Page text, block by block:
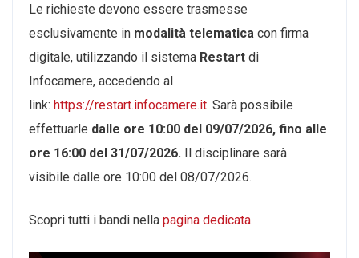
Le richieste devono essere trasmesse
esclusivamente in modalità telematica con firma
digitale, utilizzando il sistema Restart di
Infocamere, accedendo al
link: https://restart.infocamere.it. Sarà possibile
effettuarle dalle ore 10:00 del 09/07/2026, fino alle
ore 16:00 del 31/07/2026. Il disciplinare sarà
visibile dalle ore 10:00 del 08/07/2026.
Scopri tutti i bandi nella pagina dedicata.